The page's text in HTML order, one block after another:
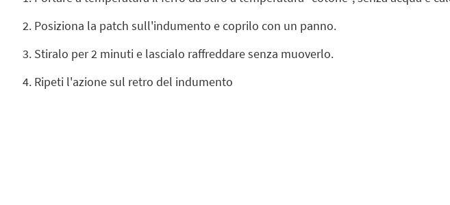
Posiziona la patch sull'indumento e coprilo con un panno.
Stiralo per 2 minuti e lascialo raffreddare senza muoverlo.
Ripeti l'azione sul retro del indumento